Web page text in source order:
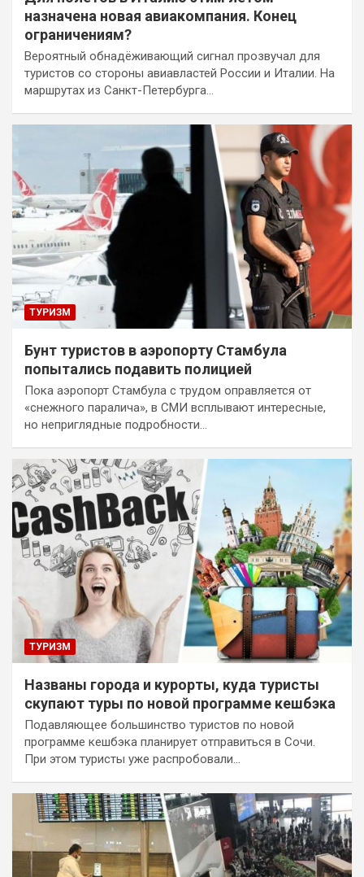
назначена новая авиакомпания. Конец
ограничениям?
Вероятный обнадёживающий сигнал прозвучал для
туристов со стороны авиавластей России и Италии. На
маршрутах из Санкт-Петербурга…
ТУРИЗМ
Бунт туристов в аэропорту Стамбула
попытались подавить полицией
Пока аэропорт Стамбула с трудом оправляется от
«снежного паралича», в СМИ всплывают интересные,
но неприглядные подробности…
ТУРИЗМ
Названы города и курорты, куда туристы
скупают туры по новой программе кешбэка
Подавляющее большинство туристов по новой
программе кешбэка планирует отправиться в Сочи.
При этом туристы уже распробовали…